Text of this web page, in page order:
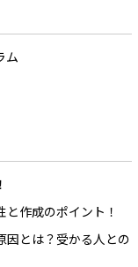
ム
作成のポイント！
因とは？受かる人との